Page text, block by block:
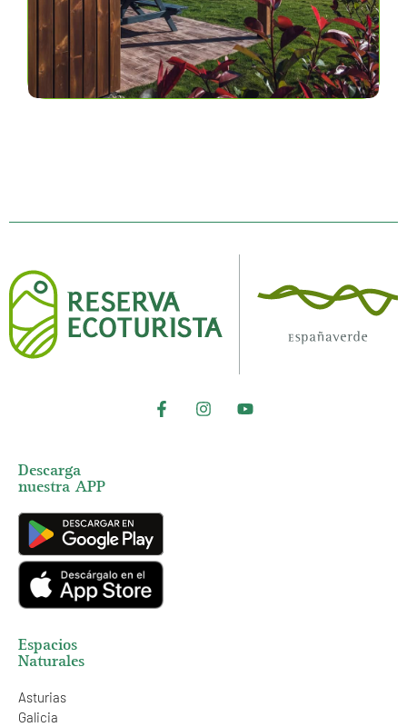
Descarga
nuestra APP
Espacios
Naturales
Asturias
Galicia